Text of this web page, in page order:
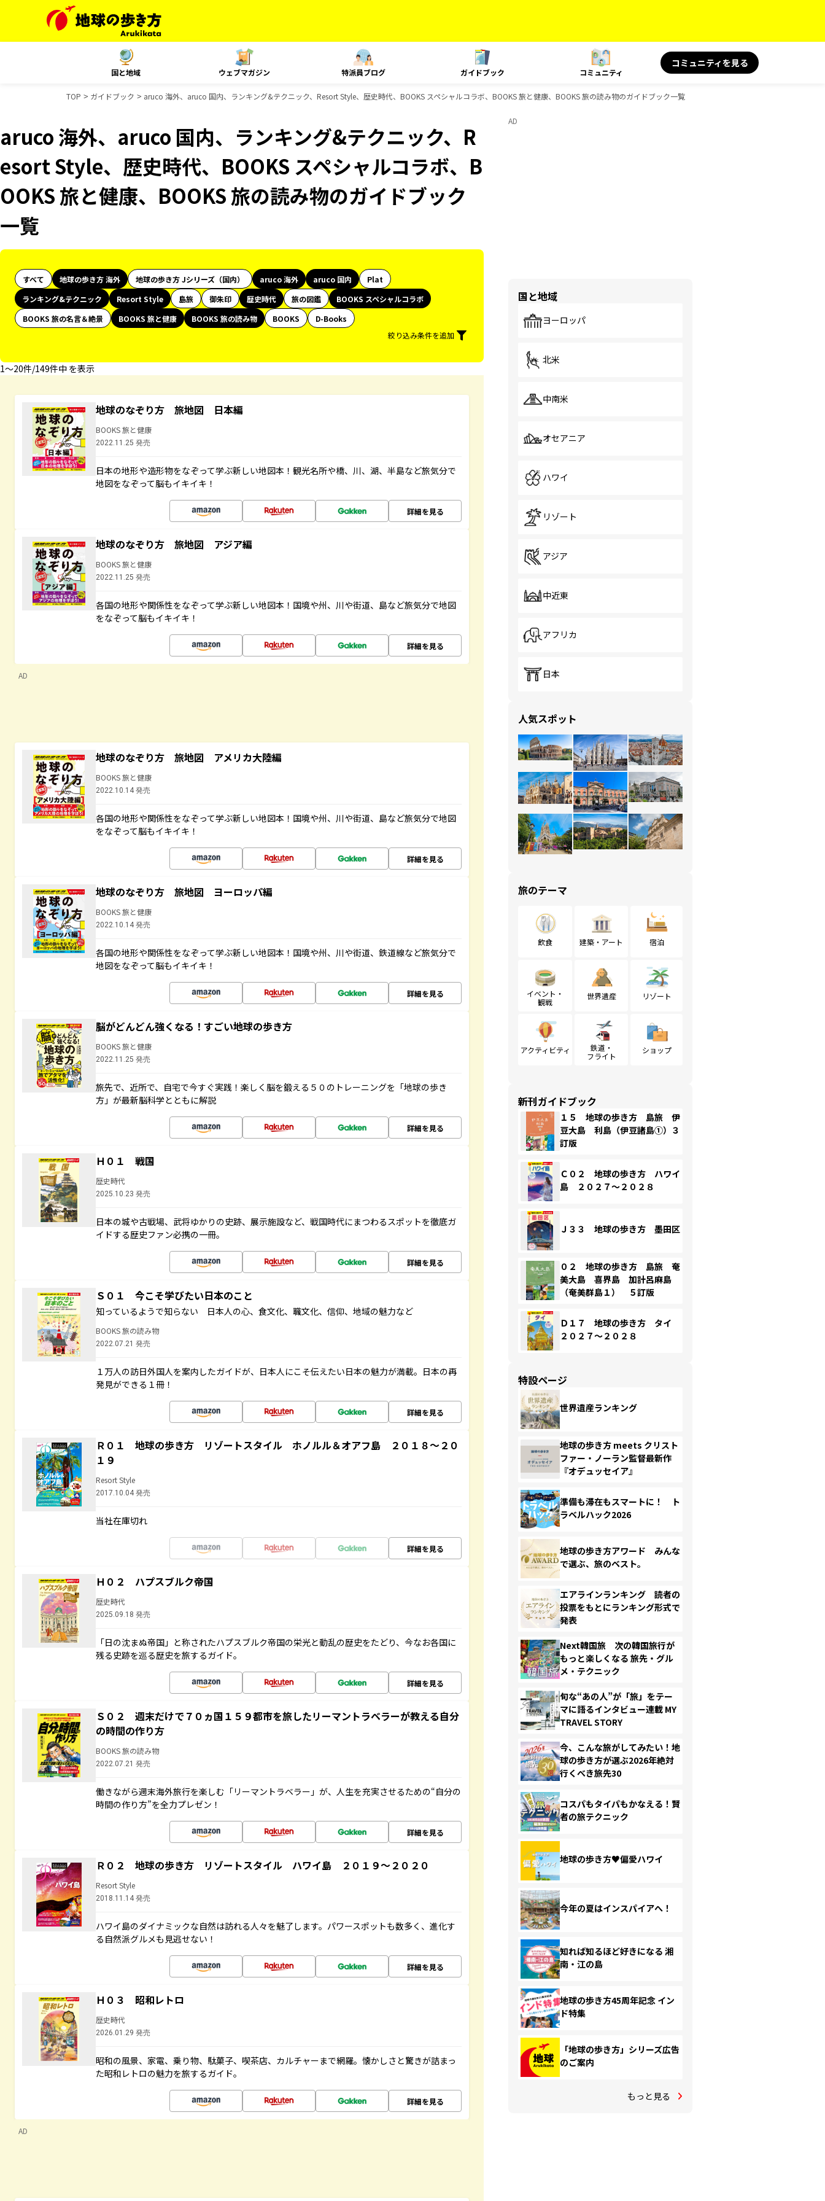
国と地域 ウェブマガジン 特派員ブログ ガイドブック コミュニティ
コミュニティを見る
TOP ガイドブック aruco 海外、aruco 国内、ランキング&テクニック、Resort Style、歴史時代、BOOKS スペシャルコラボ、BOOKS 旅と健康、BOOKS 旅の読み物のガイドブック一覧
aruco 海外、aruco 国内、ランキング&テクニック、R
esort Style、歴史時代、BOOKS スペシャルコラボ、B
OOKS 旅と健康、BOOKS 旅の読み物のガイドブック
一覧
すべて 地球の歩き方 海外 地球の歩き方 Jシリーズ（国内） aruco 海外 aruco 国内
Plat
ランキング&テクニック
Resort Style 島旅 御朱印 歴史時代 旅の図鑑
BOOKS スペシャルコラボ
BOOKS 旅の名言＆絶景
BOOKS 旅と健康 BOOKS 旅の読み物 BOOKS
D-Books
絞り込み条件を追加
1〜20件/149件中 を表示
地球のなぞり方 旅地図 日本編
BOOKS 旅と健康
2022.11.25 発売
日本の地形や造形物をなぞって学ぶ新しい地図本！観光名所や橋、川、湖、半島など旅気分で
地図をなぞって脳もイキイキ！
詳細を見る
地球のなぞり方 旅地図 アジア編
BOOKS 旅と健康
2022.11.25 発売
各国の地形や関係性をなぞって学ぶ新しい地図本！国境や州、川や街道、島など旅気分で地図
をなぞって脳もイキイキ！
詳細を見る
AD
地球のなぞり方 旅地図 アメリカ大陸編
BOOKS 旅と健康
2022.10.14 発売
各国の地形や関係性をなぞって学ぶ新しい地図本！国境や州、川や街道、島など旅気分で地図
をなぞって脳もイキイキ！
詳細を見る
地球のなぞり方 旅地図 ヨーロッパ編
BOOKS 旅と健康
2022.10.14 発売
各国の地形や関係性をなぞって学ぶ新しい地図本！国境や州、川や街道、鉄道線など旅気分で
地図をなぞって脳もイキイキ！
詳細を見る
脳がどんどん強くなる！すごい地球の歩き方
BOOKS 旅と健康
2022.11.25 発売
旅先で、近所で、自宅で今すぐ実践！楽しく脳を鍛える５０のトレーニングを「地球の歩き
方」が最新脳科学とともに解説
詳細を見る
Ｈ０１ 戦国
歴史時代
2025.10.23 発売
日本の城や古戦場、武将ゆかりの史跡、展示施設など、戦国時代にまつわるスポットを徹底ガ
イドする歴史ファン必携の一冊。
詳細を見る
Ｓ０１ 今こそ学びたい日本のこと
知っているようで知らない 日本人の心、食文化、職文化、信仰、地域の魅力など
BOOKS 旅の読み物
2022.07.21 発売
１万人の訪日外国人を案内したガイドが、日本人にこそ伝えたい日本の魅力が満載。日本の再
発見ができる１冊！
詳細を見る
Ｒ０１ 地球の歩き方 リゾートスタイル ホノルル＆オアフ島 ２０１８～２０
１９
Resort Style
2017.10.04 発売
当社在庫切れ
詳細を見る
Ｈ０２ ハプスブルク帝国
歴史時代
2025.09.18 発売
「日の沈まぬ帝国」と称されたハプスブルク帝国の栄光と動乱の歴史をたどり、今なお各国に
残る史跡を巡る歴史を旅するガイド。
詳細を見る
Ｓ０２ 週末だけで７０ヵ国１５９都市を旅したリーマントラベラーが教える自分
の時間の作り方
BOOKS 旅の読み物
2022.07.21 発売
働きながら週末海外旅行を楽しむ「リーマントラベラー」が、人生を充実させるための“自分の
時間の作り方”を全力プレゼン！
詳細を見る
Ｒ０２ 地球の歩き方 リゾートスタイル ハワイ島 ２０１９～２０２０
Resort Style
2018.11.14 発売
ハワイ島のダイナミックな自然は訪れる人々を魅了します。パワースポットも数多く、進化す
る自然派グルメも見逃せない！
詳細を見る
Ｈ０３ 昭和レトロ
歴史時代
2026.01.29 発売
昭和の風景、家電、乗り物、駄菓子、喫茶店、カルチャーまで網羅。懐かしさと驚きが詰まっ
た昭和レトロの魅力を旅するガイド。
詳細を見る
AD
AD
国と地域
ヨーロッパ
北米
中南米
オセアニア
ハワイ
リゾート
アジア
中近東
アフリカ
日本
人気スポット
旅のテーマ
飲食 建築・アート 宿泊
イベント・
観戦
世界遺産 リゾート
アクティビティ
鉄道・
フライト
ショップ
新刊ガイドブック
１５ 地球の歩き方 島旅 伊
豆大島 利島（伊豆諸島①）３
訂版
Ｃ０２ 地球の歩き方 ハワイ
島 ２０２７～２０２８
Ｊ３３ 地球の歩き方 墨田区
０２ 地球の歩き方 島旅 奄
美大島 喜界島 加計呂麻島
（奄美群島１） ５訂版
Ｄ１７ 地球の歩き方 タイ
２０２７～２０２８
特設ページ
世界遺産ランキング
地球の歩き方 meets クリスト
ファー・ノーラン監督最新作
『オデュッセイア』
準備も滞在もスマートに！ ト
ラベルハック2026
地球の歩き方アワード みんな
で選ぶ、旅のベスト。
エアラインランキング 読者の
投票をもとにランキング形式で
発表
Next韓国旅 次の韓国旅行が
もっと楽しくなる 旅先・グル
メ・テクニック
旬な“あの人”が「旅」をテー
マに語るインタビュー連載 MY
TRAVEL STORY
今、こんな旅がしてみたい！地
球の歩き方が選ぶ2026年絶対
行くべき旅先30
コスパもタイパもかなえる！賢
者の旅テクニック
地球の歩き方♥偏愛ハワイ
今年の夏はインスパイアへ！
知れば知るほど好きになる 湘
南・江の島
地球の歩き方45周年記念 イン
ド特集
「地球の歩き方」シリーズ広告
のご案内
もっと見る